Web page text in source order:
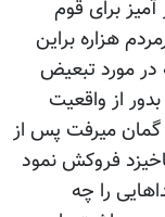
برای قوم
هزاره براین
در مورد تبعیض
از واقعیت
گمان میرفت پس از
فروکش نمود
را چه